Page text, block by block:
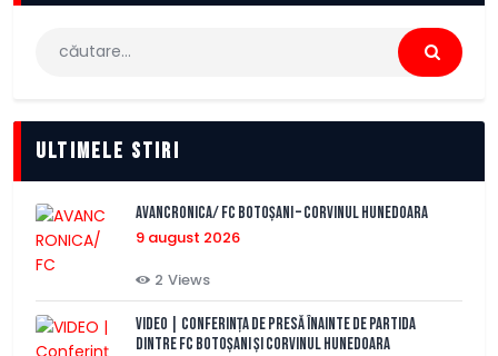
Caută
Ultimele stiri
AVANCRONICA/ FC BOTOȘANI – CORVINUL HUNEDOARA
9 august 2026
2 Views
VIDEO | Conferința de presă înainte de partida
dintre FC Botoșani și Corvinul Hunedoara